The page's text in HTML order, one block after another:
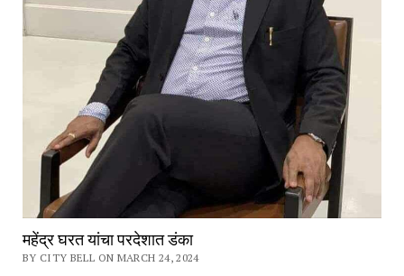
महेंद्र घरत यांचा परदेशात डंका
BY CITY BELL ON MARCH 24, 2024